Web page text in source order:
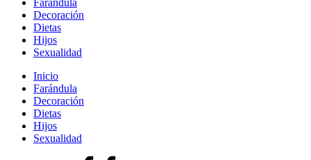
Farándula
Decoración
Dietas
Hijos
Sexualidad
Inicio
Farándula
Decoración
Dietas
Hijos
Sexualidad